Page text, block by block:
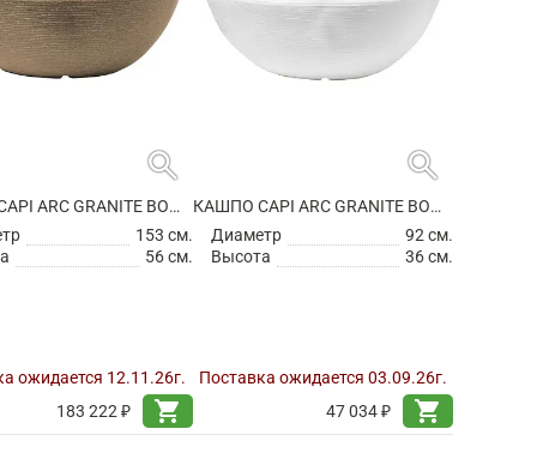
search
КАШПО CAPI ARC GRANITE BOWL LOW WARM TAUPE
153 см.
56 см.
ожидается 12.11.26г.
183 222 ₽
shopping_cart
search
КАШПО CAPI ARC GRANITE BOWL LOW WHITE
Диаметр
92 см.
Высота
36 см.
Поставка ожидается 03.09.26г.
47 034 ₽
shopping_cart